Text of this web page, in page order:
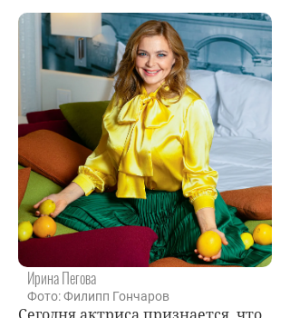
Ирина Пегова
Фото: Филипп Гончаров